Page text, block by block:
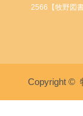
2566【牧野図
Copyright ©